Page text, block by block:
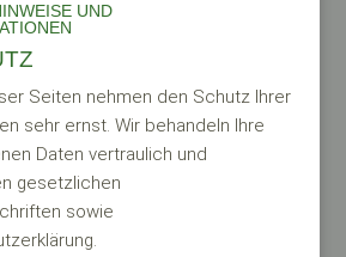
UND
Seiten nehmen den Schutz Ihrer
sehr ernst. Wir behandeln Ihre
Daten vertraulich und
gesetzlichen
sowie